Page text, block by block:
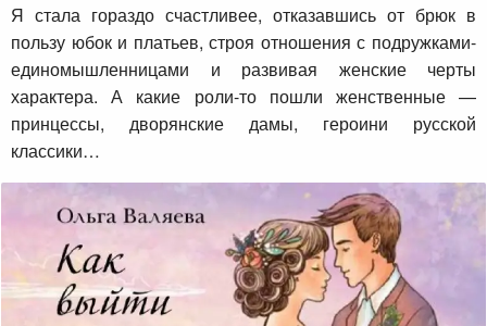
Я стала гораздо счастливее, отказавшись от брюк в
пользу юбок и платьев, строя отношения с подружками-
единомышленницами и развивая женские черты
характера. А какие роли-то пошли женственные —
принцессы, дворянские дамы, героини русской
классики…